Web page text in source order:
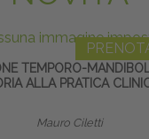
TEMPORO-
ALLA PRATICA
Mauro Ciletti